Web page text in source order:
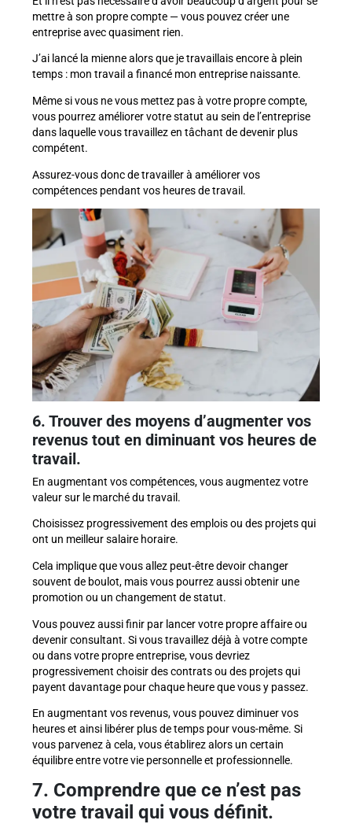
mettre à son propre compte — vous pouvez créer une
entreprise avec quasiment rien.
J’ai lancé la mienne alors que je travaillais encore à plein
temps : mon travail a financé mon entreprise naissante.
Même si vous ne vous mettez pas à votre propre compte,
vous pourrez améliorer votre statut au sein de l’entreprise
dans laquelle vous travaillez en tâchant de devenir plus
compétent.
Assurez-vous donc de travailler à améliorer vos
compétences pendant vos heures de travail.
6. Trouver des moyens d’augmenter vos
revenus tout en diminuant vos heures de
travail.
En augmentant vos compétences, vous augmentez votre
valeur sur le marché du travail.
Choisissez progressivement des emplois ou des projets qui
ont un meilleur salaire horaire.
Cela implique que vous allez peut-être devoir changer
souvent de boulot, mais vous pourrez aussi obtenir une
promotion ou un changement de statut.
Vous pouvez aussi finir par lancer votre propre affaire ou
devenir consultant. Si vous travaillez déjà à votre compte
ou dans votre propre entreprise, vous devriez
progressivement choisir des contrats ou des projets qui
payent davantage pour chaque heure que vous y passez.
En augmentant vos revenus, vous pouvez diminuer vos
heures et ainsi libérer plus de temps pour vous-même. Si
vous parvenez à cela, vous établirez alors un certain
équilibre entre votre vie personnelle et professionnelle.
7. Comprendre que ce n’est pas
votre travail qui vous définit.